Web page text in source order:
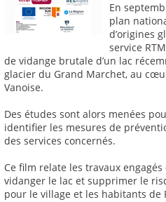
En
plan
d’origines
service
de vidange brutale d’un lac
glacier du Grand Marchet, au
Vanoise.
Des études sont alors menées
identifier les mesures de
des services concernés.
Ce film relate les travaux
vidanger le lac et supprimer le
pour le village et les habitants de